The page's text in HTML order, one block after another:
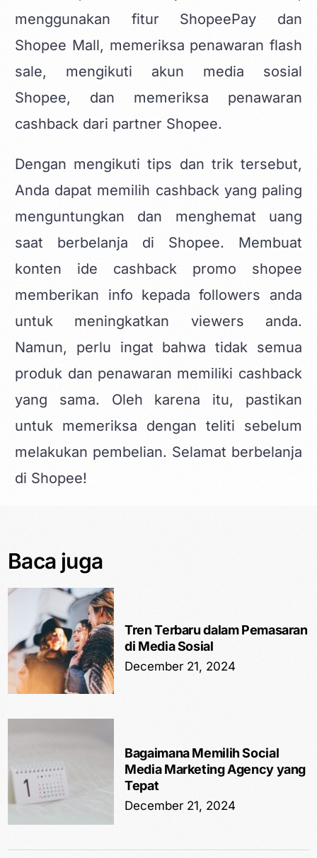
menggunakan fitur ShopeePay dan
Shopee Mall, memeriksa penawaran flash
sale, mengikuti akun media sosial
Shopee, dan memeriksa penawaran
cashback dari partner Shopee.
Dengan mengikuti tips dan trik tersebut,
Anda dapat memilih cashback yang paling
menguntungkan dan menghemat uang
saat berbelanja di Shopee. Membuat
konten ide cashback promo shopee
memberikan info kepada followers anda
untuk meningkatkan viewers anda.
Namun, perlu ingat bahwa tidak semua
produk dan penawaran memiliki cashback
yang sama. Oleh karena itu, pastikan
untuk memeriksa dengan teliti sebelum
melakukan pembelian. Selamat berbelanja
di Shopee!
Baca juga
Tren Terbaru dalam Pemasaran
di Media Sosial
December 21, 2024
Bagaimana Memilih Social
Media Marketing Agency yang
Tepat
December 21, 2024